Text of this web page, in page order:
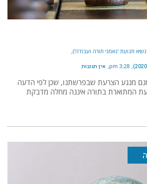
נשיא תנועת 'נאמני תורה ועבודה')
3:28 pm אין תגובות
מנגע הצרעת שבפרשתנו, שכן לפי הדעה
המתוארת בתורה איננה מחלה מדבקת